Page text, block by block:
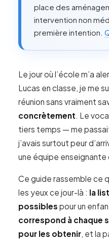
place des
intervention non
première intention.
Le jour où l’école m’a
Lucas en classe, je me
réunion sans vraiment
concrètement . Le
tiers temps — me
j’avais surtout peur
une équipe enseignante
Ce guide rassemble ce
les yeux ce jour-là : la
possibles pour un
correspond à chaque
pour les obtenir, et la